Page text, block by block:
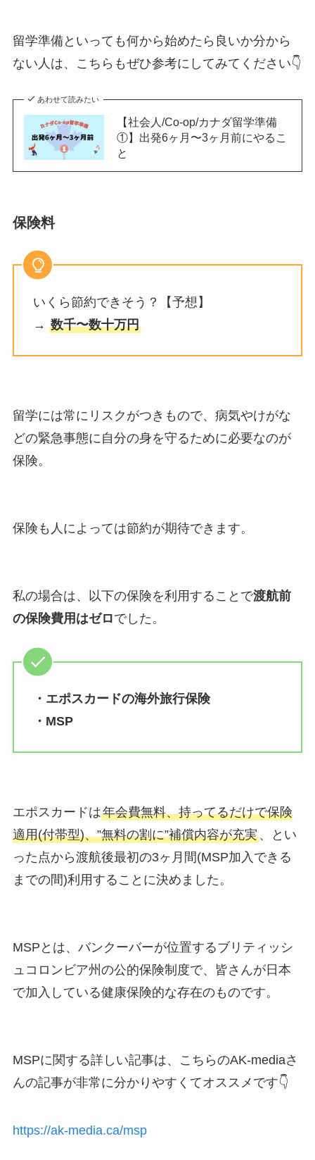
留学準備といっても何から始めたら良いか分から
ない人は、こちらもぜひ参考にしてみてください👇
あわせて読みたい
【社会人/Co-op/カナダ留学準備
①】出発6ヶ月〜3ヶ月前にやるこ
と
保険料
いくら節約できそう？【予想】
→ 数千〜数十万円
留学には常にリスクがつきもので、病気やけがな
どの緊急事態に自分の身を守るために必要なのが
保険。
保険も人によっては節約が期待できます。
私の場合は、以下の保険を利用することで渡航前
の保険費用はゼロでした。
・エポスカードの海外旅行保険
・MSP
エポスカードは年会費無料、持ってるだけで保険
適用(付帯型)、”無料の割に”補償内容が充実、とい
った点から渡航後最初の3ヶ月間(MSP加入できる
までの間)利用することに決めました。
MSPとは、バンクーバーが位置するブリティッシ
ュコロンビア州の公的保険制度で、皆さんが日本
で加入している健康保険的な存在のものです。
MSPに関する詳しい記事は、こちらのAK-mediaさ
んの記事が非常に分かりやすくてオススメです👇
https://ak-media.ca/msp